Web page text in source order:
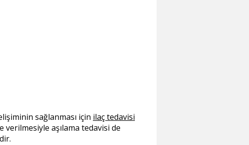
sağlanması için ilaç tedavisi
aşılama tedavisi de